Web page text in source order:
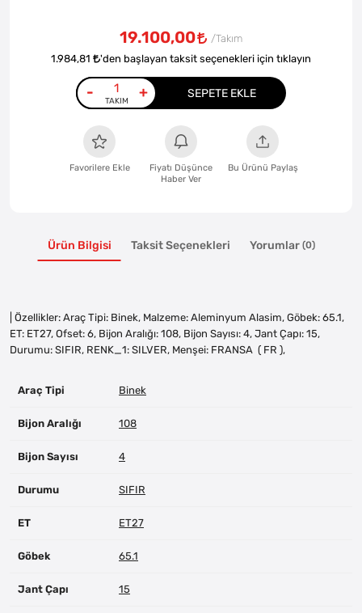
19.100,00
1.984,81 'den başlayan taksit seçenekleri için tıklayın
- + SEPETE EKLE
Favorilere Ekle
Fiyatı Düşünce
Haber Ver
Bu Ürünü Paylaş
Ürün Bilgisi Taksit Seçenekleri Yorumlar (0)
| Özellikler: Araç Tipi: Binek, Malzeme: Aleminyum Alasim, Göbek: 65.1,
ET: ET27, Ofset: 6, Bijon Aralığı: 108, Bijon Sayısı: 4, Jant Çapı: 15,
Durumu: SIFIR, RENK_1: SILVER, Menşei: FRANSA ( FR ),
Araç Tipi Binek
Bijon Aralığı 108
Bijon Sayısı 4
Durumu SIFIR
ET ET27
Göbek 65.1
Jant Çapı 15